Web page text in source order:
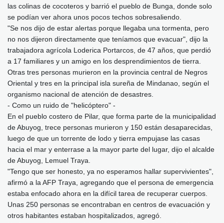
las colinas de cocoteros y barrió el pueblo de Bunga, donde solo
se podían ver ahora unos pocos techos sobresaliendo.
"Se nos dijo de estar alertas porque llegaba una tormenta, pero
no nos dijeron directamente que teníamos que evacuar", dijo la
trabajadora agrícola Loderica Portarcos, de 47 años, que perdió
a 17 familiares y un amigo en los desprendimientos de tierra.
Otras tres personas murieron en la provincia central de Negros
Oriental y tres en la principal isla sureña de Mindanao, según el
organismo nacional de atención de desastres.
- Como un ruido de "helicóptero" -
En el pueblo costero de Pilar, que forma parte de la municipalidad
de Abuyog, trece personas murieron y 150 están desaparecidas,
luego de que un torrente de lodo y tierra empujase las casas
hacia el mar y enterrase a la mayor parte del lugar, dijo el alcalde
de Abuyog, Lemuel Traya.
"Tengo que ser honesto, ya no esperamos hallar supervivientes",
afirmó a la AFP Traya, agregando que el persona de emergencia
estaba enfocado ahora en la difícil tarea de recuperar cuerpos.
Unas 250 personas se encontraban en centros de evacuación y
otros habitantes estaban hospitalizados, agregó.